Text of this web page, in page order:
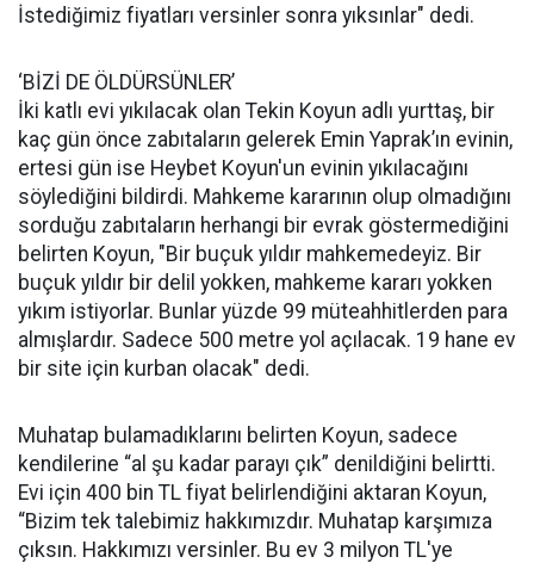
İstediğimiz fiyatları versinler sonra yıksınlar" dedi.
‘BİZİ DE ÖLDÜRSÜNLER’
İki katlı evi yıkılacak olan Tekin Koyun adlı yurttaş, bir
kaç gün önce zabıtaların gelerek Emin Yaprak’ın evinin,
ertesi gün ise Heybet Koyun'un evinin yıkılacağını
söylediğini bildirdi. Mahkeme kararının olup olmadığını
sorduğu zabıtaların herhangi bir evrak göstermediğini
belirten Koyun, "Bir buçuk yıldır mahkemedeyiz. Bir
buçuk yıldır bir delil yokken, mahkeme kararı yokken
yıkım istiyorlar. Bunlar yüzde 99 müteahhitlerden para
almışlardır. Sadece 500 metre yol açılacak. 19 hane ev
bir site için kurban olacak" dedi.
Muhatap bulamadıklarını belirten Koyun, sadece
kendilerine “al şu kadar parayı çık” denildiğini belirtti.
Evi için 400 bin TL fiyat belirlendiğini aktaran Koyun,
“Bizim tek talebimiz hakkımızdır. Muhatap karşımıza
çıksın. Hakkımızı versinler. Bu ev 3 milyon TL'ye